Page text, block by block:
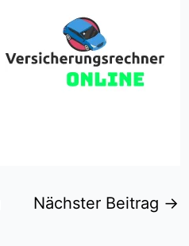
Nächster Beitrag →